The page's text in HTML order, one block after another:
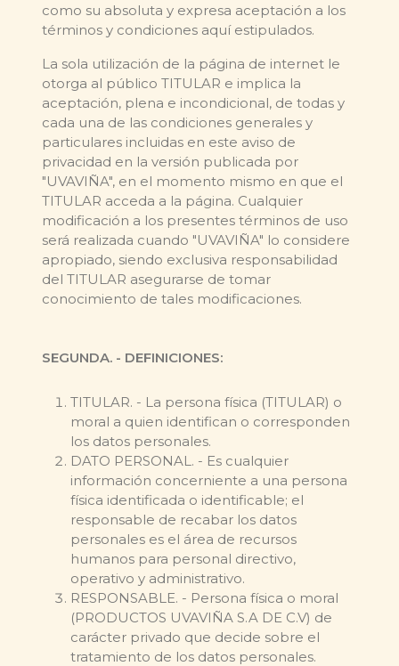
como su absoluta y expresa aceptación a los
términos y condiciones aquí estipulados.
La sola utilización de la página de internet le
otorga al público TITULAR e implica la
aceptación, plena e incondicional, de todas y
cada una de las condiciones generales y
particulares incluidas en este aviso de
privacidad en la versión publicada por
"UVAVIÑA", en el momento mismo en que el
TITULAR acceda a la página. Cualquier
modificación a los presentes términos de uso
será realizada cuando "UVAVIÑA" lo considere
apropiado, siendo exclusiva responsabilidad
del TITULAR asegurarse de tomar
conocimiento de tales modificaciones.
SEGUNDA. - DEFINICIONES:
TITULAR. - La persona física (TITULAR) o
moral a quien identifican o corresponden
los datos personales.
DATO PERSONAL. - Es cualquier
información concerniente a una persona
física identificada o identificable; el
responsable de recabar los datos
personales es el área de recursos
humanos para personal directivo,
operativo y administrativo.
RESPONSABLE. - Persona física o moral
(PRODUCTOS UVAVIÑA S.A DE C.V) de
carácter privado que decide sobre el
tratamiento de los datos personales.